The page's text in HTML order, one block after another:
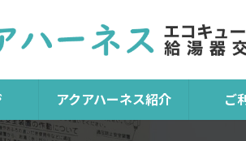
アクアハーネス紹介 ご